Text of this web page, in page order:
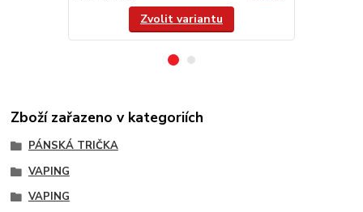
Zvolit variantu
Zboží zařazeno v kategoriích
PÁNSKÁ TRIČKA
VAPING
VAPING